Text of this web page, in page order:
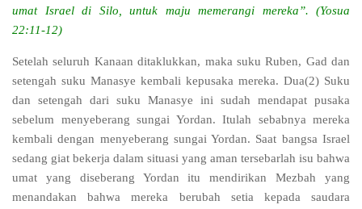
umat Israel di Silo, untuk maju memerangi mereka”. (Yosua
22:11-12)
Setelah seluruh Kanaan ditaklukkan, maka suku Ruben, Gad dan
setengah suku Manasye kembali kepusaka mereka. Dua(2) Suku
dan setengah dari suku Manasye ini sudah mendapat pusaka
sebelum menyeberang sungai Yordan. Itulah sebabnya mereka
kembali dengan menyeberang sungai Yordan. Saat bangsa Israel
sedang giat bekerja dalam situasi yang aman tersebarlah isu bahwa
umat yang diseberang Yordan itu mendirikan Mezbah yang
menandakan bahwa mereka berubah setia kepada saudara